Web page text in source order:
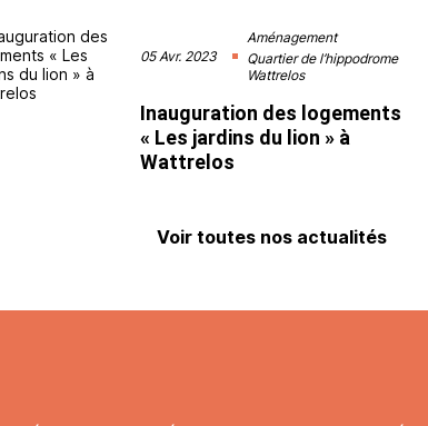
05 Avr. 2023
Aménagement
Quartier de l’hippodrome
Wattrelos
Inauguration des logements
« Les jardins du lion » à
Wattrelos
Voir toutes nos actualités